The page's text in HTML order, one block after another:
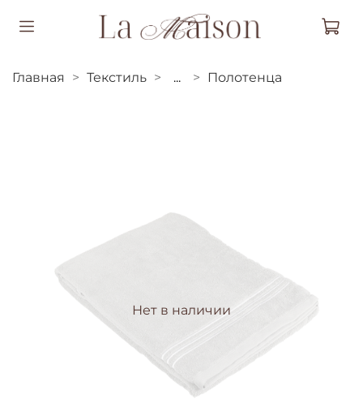
Главная Текстиль ... Полотенца
Нет в наличии